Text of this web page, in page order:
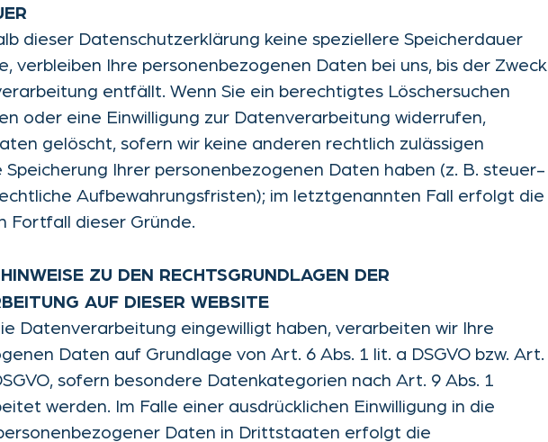
dieser Datenschutzerklärung keine speziellere Speicherdauer
verbleiben Ihre personenbezogenen Daten bei uns, bis der Zweck
entfällt. Wenn Sie ein berechtigtes Löschersuchen
oder eine Einwilligung zur Datenverarbeitung widerrufen,
gelöscht, sofern wir keine anderen rechtlich zulässigen
Speicherung Ihrer personenbezogenen Daten haben (z. B. steuer-
Aufbewahrungsfristen); im letztgenannten Fall erfolgt die
Fortfall dieser Gründe.
ZU DEN RECHTSGRUNDLAGEN DER
AUF DIESER WEBSITE
Datenverarbeitung eingewilligt haben, verarbeiten wir Ihre
Daten auf Grundlage von Art. 6 Abs. 1 lit. a DSGVO bzw. Art.
sofern besondere Datenkategorien nach Art. 9 Abs. 1
werden. Im Falle einer ausdrücklichen Einwilligung in die
Daten in Drittstaaten erfolgt die